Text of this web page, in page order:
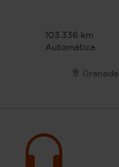
103.336 km
Automática